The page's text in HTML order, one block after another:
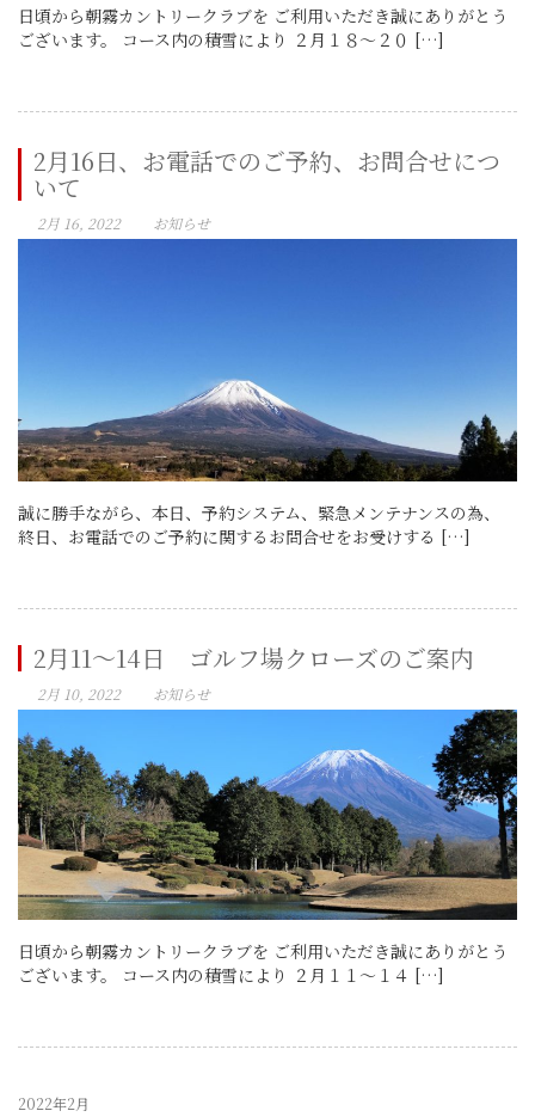
日頃から朝霧カントリークラブを ご利用いただき誠にありがとう
ございます。 コース内の積雪により ２月１８～２０ […]
2月16日、お電話でのご予約、お問合せにつ
いて
2月 16, 2022 お知らせ
誠に勝手ながら、本日、予約システム、緊急メンテナンスの為、
終日、お電話でのご予約に関するお問合せをお受けする […]
2月11～14日 ゴルフ場クローズのご案内
2月 10, 2022 お知らせ
日頃から朝霧カントリークラブを ご利用いただき誠にありがとう
ございます。 コース内の積雪により ２月１１～１４ […]
2022年2月